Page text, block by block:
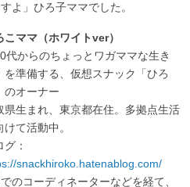
よ」ひろ子ママでした。
こママ（ホワイトver）
代からのちょっとワガママな生き
を準備する、仮想スナック「ひろ
のオーナー
県生まれ、東京都在住。多拠点生活
けて活動中。
グ：
snackhiroko.hatenablog.com/
のコーディネーターなどを経て、